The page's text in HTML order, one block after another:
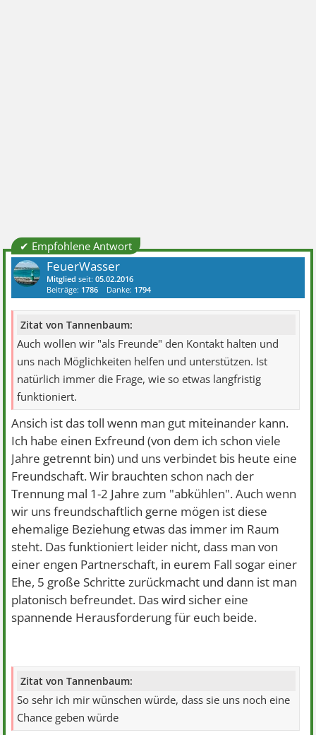
✔ Empfohlene Antwort
FeuerWasser
Mitglied seit:05.02.2016
Beiträge: 1786 Danke: 1794
Zitat von Tannenbaum:
Auch wollen wir "als Freunde" den Kontakt halten und
uns nach Möglichkeiten helfen und unterstützen. Ist
natürlich immer die Frage, wie so etwas langfristig
funktioniert.
Ansich ist das toll wenn man gut miteinander kann.
Ich habe einen Exfreund (von dem ich schon viele
Jahre getrennt bin) und uns verbindet bis heute eine
Freundschaft. Wir brauchten schon nach der
Trennung mal 1-2 Jahre zum "abkühlen". Auch wenn
wir uns freundschaftlich gerne mögen ist diese
ehemalige Beziehung etwas das immer im Raum
steht. Das funktioniert leider nicht, dass man von
einer engen Partnerschaft, in eurem Fall sogar einer
Ehe, 5 große Schritte zurückmacht und dann ist man
platonisch befreundet. Das wird sicher eine
spannende Herausforderung für euch beide.
Zitat von Tannenbaum:
So sehr ich mir wünschen würde, dass sie uns noch eine
Chance geben würde